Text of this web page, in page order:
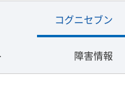
コグニセブン
障害情報